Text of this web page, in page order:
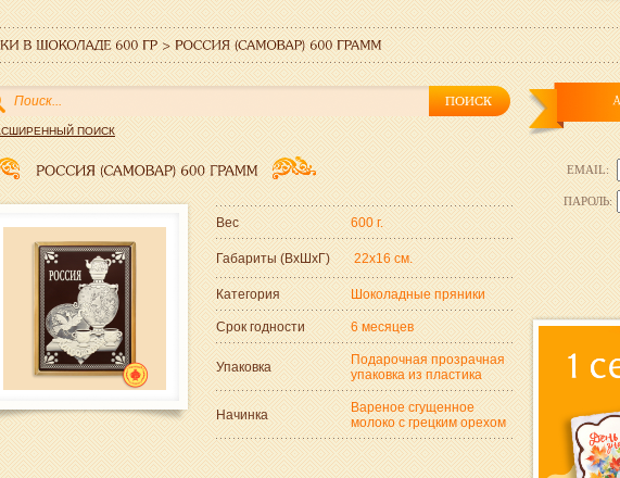
ПОИСК
Вес 600 г.
Габариты (ВxШxГ) 22x16 см.
Категория Шоколадные пряники
Срок годности 6 месяцев
Упаковка
Подарочная прозрачная
упаковка из пластика
Начинка
Вареное сгущенное
молоко с грецким орехом
EMAIL:
ПАРОЛЬ: